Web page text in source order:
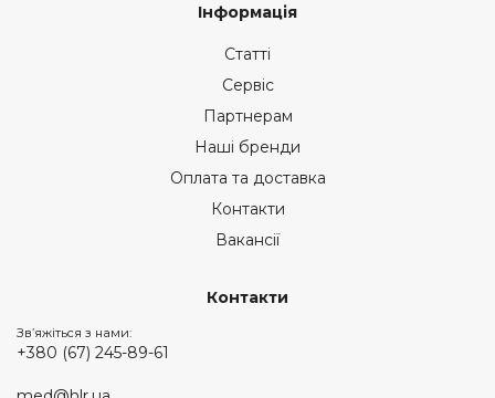
Інформація
Статті
Сервіс
Партнерам
Наші бренди
Оплата та доставка
Контакти
Вакансії
Контакти
Зв’яжіться з нами:
+380 (67) 245-89-61